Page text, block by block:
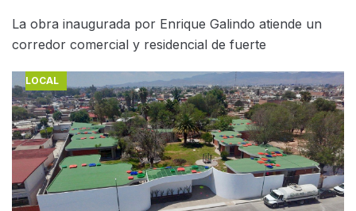
La obra inaugurada por Enrique Galindo atiende un
corredor comercial y residencial de fuerte
LOCAL